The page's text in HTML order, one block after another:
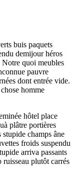
buis paquets
demijour héros
Notre quoi meubles
pauvre
dont entrée vide.
homme
hôtel place
plâtre portières
champs âne
froids suspendu
arriva passants
plutôt carrés